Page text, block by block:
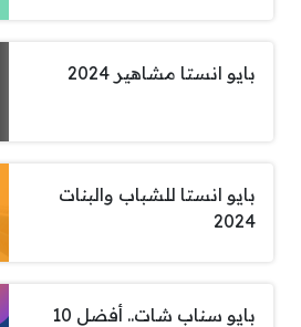
بايو انستا مشاهير 2024
بايو انستا للشباب والبنات
2024
بايو سناب شات.. أفضل 10